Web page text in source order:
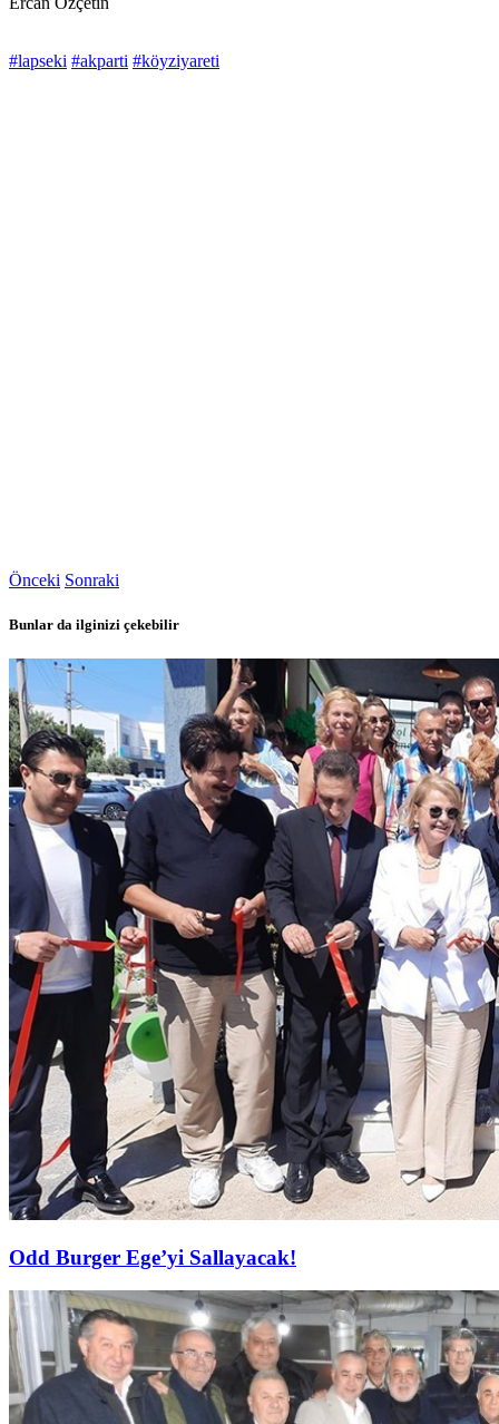
#lapseki #akparti #köyziyareti
Önceki Sonraki
Bunlar da ilginizi çekebilir
Odd Burger Ege’yi Sallayacak!